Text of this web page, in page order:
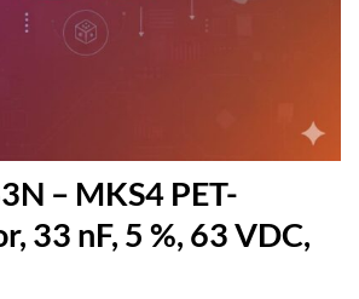
– MKS4 PET-
33 nF, 5 %, 63 VDC,